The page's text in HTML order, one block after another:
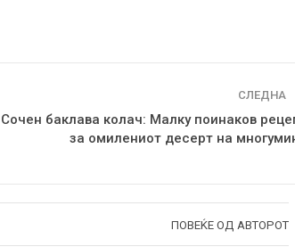
СЛЕДНА
баклава колач: Малку поинаков
за омилениот десерт на
ПОВЕЌЕ ОД АВТОРОТ